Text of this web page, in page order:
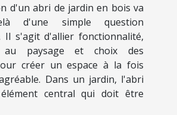
d'un abri de jardin en bois va
d'une simple question
Il s'agit d'allier fonctionnalité,
au paysage et choix des
créer un espace à la fois
Dans un jardin, l'abri
central qui doit être